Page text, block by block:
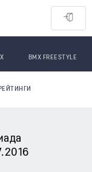
BMX FREESTYLE
РЕЙТИНГИ